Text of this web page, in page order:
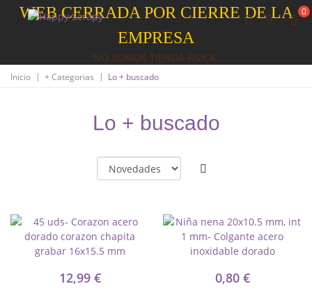
WEB CERRADA POR CIERRE DE LA
EMPRESA
NO SOMOS TIENDA FISICA
0
Inicio | + Categorias | Lo + buscado
Lo + buscado
12,99 € 0,80 €